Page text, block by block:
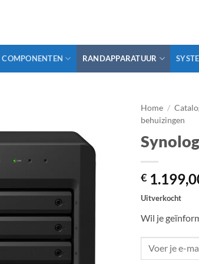
COMPONENTEN RANDAPPARATUUR
Home /
behuizingen
€
Uitverkocht
Wil je